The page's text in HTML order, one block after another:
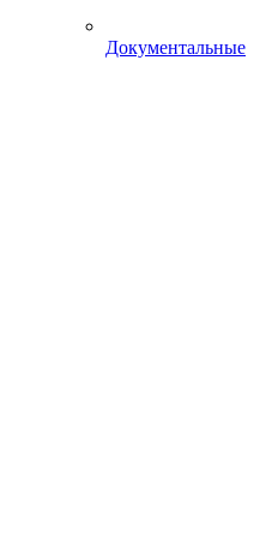
Документальные